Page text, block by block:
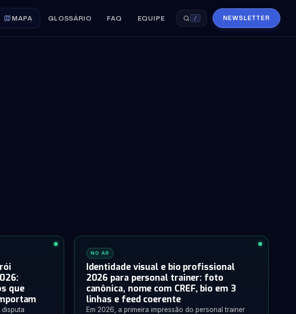
MAPA GLOSSÁRIO FAQ EQUIPE / NEWSLETTER
que
NO AR
Identidade visual e bio profissional
2026 para personal trainer: foto
canônica, nome com CREF, bio em 3
linhas e feed coerente
Em 2026, a primeira impressão do personal trainer